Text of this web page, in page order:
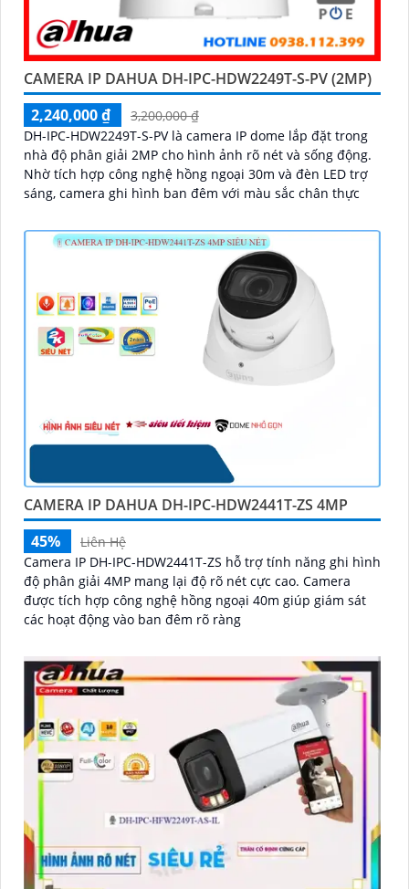
CAMERA IP DAHUA DH-IPC-HDW2249T-S-PV (2MP)
2,240,000 ₫
3,200,000 ₫
DH-IPC-HDW2249T-S-PV là camera IP dome lắp đặt trong
nhà độ phân giải 2MP cho hình ảnh rõ nét và sống động.
Nhờ tích hợp công nghệ hồng ngoại 30m và đèn LED trợ
sáng, camera ghi hình ban đêm với màu sắc chân thực
CAMERA IP DAHUA DH-IPC-HDW2441T-ZS 4MP
45%
Liên Hệ
Camera IP DH-IPC-HDW2441T-ZS hỗ trợ tính năng ghi hình
độ phân giải 4MP mang lại độ rõ nét cực cao. Camera
được tích hợp công nghệ hồng ngoại 40m giúp giám sát
các hoạt động vào ban đêm rõ ràng